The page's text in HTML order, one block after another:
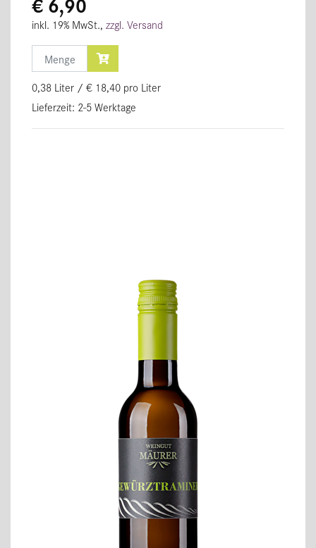
inkl. 19% MwSt., zzgl. Versand
Menge
0,38 Liter / € 18,40 pro Liter
Lieferzeit: 2-5 Werktage